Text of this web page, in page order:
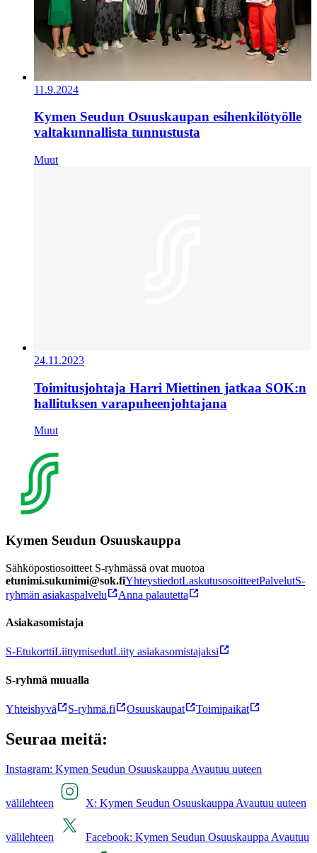
11.9.2024
Kymen Seudun Osuuskaupan esihenkilötyölle
valtakunnallista tunnustusta
Muut
24.11.2023
Toimitusjohtaja Harri Miettinen jatkaa SOK:n
hallituksen varapuheenjohtajana
Muut
Kymen Seudun Osuuskauppa
Sähköpostiosoitteet S-ryhmässä ovat muotoa
etunimi.sukunimi@sok.fiYhteystiedotLaskutusosoitteetPalvelutS-
ryhmän asiakaspalvelu
Anna palautetta
Asiakasomistaja
S-EtukorttiLiittymisedutLiity asiakasomistajaksi
S-ryhmä muualla
Yhteishyvä S-ryhmä.fi Osuuskaupat Toimipaikat
Seuraa meitä:
Instagram: Kymen Seudun Osuuskauppa Avautuu uuteen
välilehteen X: Kymen Seudun Osuuskauppa Avautuu uuteen
välilehteen Facebook: Kymen Seudun Osuuskauppa Avautuu